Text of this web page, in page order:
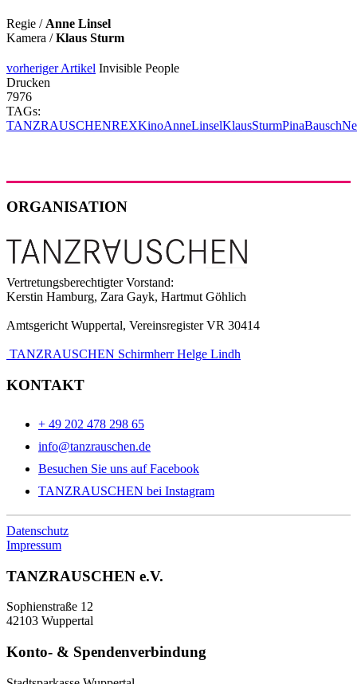
Regie / Anne Linsel
Kamera /Klaus Sturm
vorheriger Artikel Invisible People
Drucken
7976
TAGs:
TANZRAUSCHENREXKinoAnneLinselKlausSturmPinaBausch
ORGANISATION
Vertretungsberechtigter Vorstand:
Kerstin Hamburg, Zara Gayk, Hartmut Göhlich
Amtsgericht Wuppertal, Vereinsregister VR 30414
TANZRAUSCHEN Schirmherr Helge Lindh
KONTAKT
+ 49 202 478 298 65
info@tanzrauschen.de
Besuchen Sie uns auf Facebook
TANZRAUSCHEN bei Instagram
Datenschutz
Impressum
TANZRAUSCHEN e.V.
Sophienstraße 12
42103 Wuppertal
Konto- & Spendenverbindung